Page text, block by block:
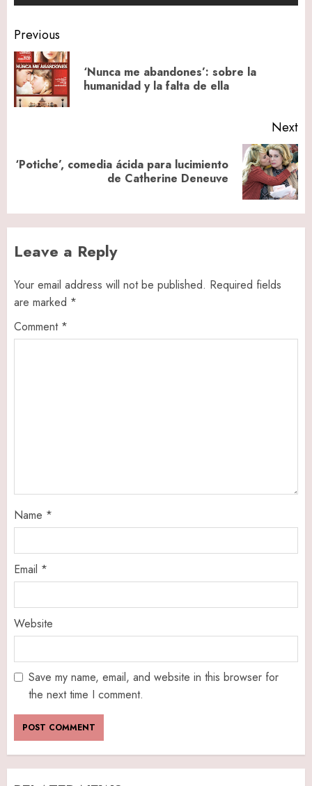
Post
navigation
Previous
‘Nunca me abandones’: sobre la
humanidad y la falta de ella
Next
Next
‘Potiche’, comedia ácida para lucimiento
de Catherine Deneuve
Leave a Reply
Your email address will not be published. Required fields
are marked *
Comment *
Name *
Email *
Website
Save my name, email, and website in this browser for
the next time I comment.